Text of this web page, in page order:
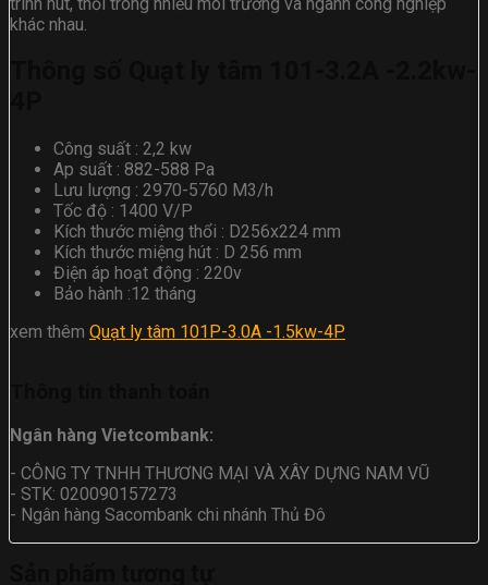
khác nhau.
Công suất : 2,2 kw
Ap suất : 882-588 Pa
Lưu lượng : 2970-5760 M3/h
Tốc độ : 1400 V/P
Kích thước miệng thổi : D256x224 mm
Kích thước miệng hút : D 256 mm
Điện áp hoạt động : 220v
Bảo hành :12 tháng
xem thêm Quạt ly tâm 101P-3.0A -1.5kw-4P
Ngân hàng Vietcombank:
- CÔNG TY TNHH THƯƠNG MẠI VÀ XÂY DỰNG NAM VŨ
- STK: 020090157273
- Ngân hàng Sacombank chi nhánh Thủ Đô